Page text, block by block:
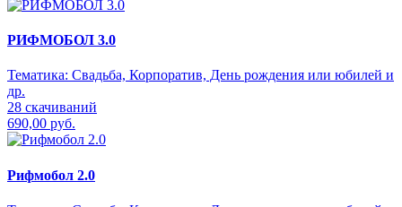
РИФМОБОЛ 3.0
Тематика: Свадьба, Корпоратив, День рождения или юбилей и
др.
28 скачиваний
690,00 руб.
Рифмобол 2.0